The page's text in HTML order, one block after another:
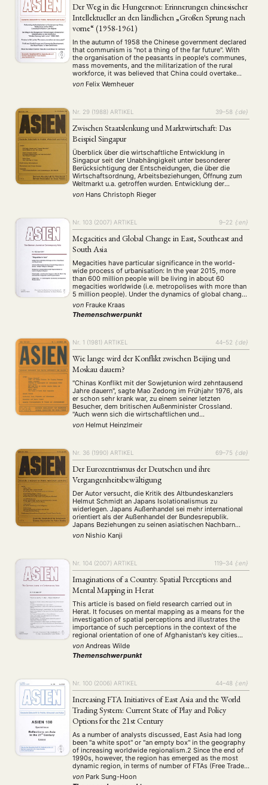
NEWS ASIEN ARBEITSKREISE VERANSTALTUNGEN EXPERTISE
ANGEBOTE
Der Weg in die Hungersnot: Erinnerungen chinesischer
Intellektueller an den ländlichen „Großen Sprung nach
vorne“ (1958-1961)
In the autumn of 1958 the Chinese government declared
that communism is "not a thing of the far future". With
the organisation of the peasants in people's communes,
mass movements, and the militarization of the rural
workforce, it was believed that China could overtake
Great Britain and the USA within a few years. After four …
von Felix Wemheuer
Nr. 29 (1988) ARTIKEL 39–58 {:de}
Zwischen Staatslenkung und Marktwirtschaft: Das
Beispiel Singapur
Überblick über die wirtschaftliche Entwicklung in
Singapur seit der Unabhängigkeit unter besonderer
Berücksichtigung der Entscheidungen, die über die
Wirtschaftsordnung, Arbeitsbeziehungen, Öffnung zum
Weltmarkt u.a. getroffen wurden. Entwicklung der
Marktwirtschaft und die diesbezügliche Rolle der
Regierung.
von Hans Christoph Rieger
Nr. 103 (2007) ARTIKEL 9–22 {:en}
Megacities and Global Change in East, Southeast and
South Asia
Megacities have particular significance in the world-
wide process of urbanisation: In the year 2015, more
than 600 million people will be living in about 60
megacities worldwide (i.e. metropolises with more than
5 million people). Under the dynamics of global change
they affect global change just as profoundly as global
change can affect megacities. Often, …
von Frauke Kraas
Themenschwerpunkt
Nr. 1 (1981) ARTIKEL 44–52 {:de}
Wie lange wird der Konflikt zwischen Beijing und
Moskau dauern?
"Chinas Konflikt mit der Sowjetunion wird zehntausend
Jahre dauern", sagte Mao Zedong im Frühjahr 1976, als
er schon sehr krank war, zu einem seiner letzten
Besucher, dem britischen Außenminister Crossland.
"Auch wenn sich die wirtschaftlichen und
zwischenstaatlichen Beziehungen normalisieren?" fragte
der Besucher. "Dann vielleicht neuntausend Jahre",
von Helmut Heinzlmeir
Nr. 36 (1990) ARTIKEL 69–75 {:de}
Der Eurozentrismus der Deutschen und ihre
Vergangenheitsbewältigung
Der Autor versucht, die Kritik des Altbundeskanzlers
Helmut Schmidt an Japans Isolationalismus zu
widerlegen. Japans Außenhandel sei mehr international
orientiert als der Außenhandel der Bundesrepublik.
Japans Beziehungen zu seinen asiatischen Nachbarn
sind anderer Art als die Beziehungen der BRD zu ihren
europäischen Nachbarn. Unterschiedliche Einstellungen
von Nishio Kanji
Nr. 104 (2007) ARTIKEL 119–34 {:en}
Imaginations of a Country. Spatial Perceptions and
Mental Mapping in Herat
This article is based on field research carried out in
Herat. It focuses on mental mapping as a means for the
investigation of spatial perceptions and illustrates the
importance of such perceptions in the context of the
regional orientation of one of Afghanistan's key cities
and its inhabitants. In discussing contrasts between
individual perceptions and …
von Andreas Wilde
Themenschwerpunkt
Nr. 100 (2006) ARTIKEL 44–48 {:en}
Increasing FTA Initiatives of East Asia and the World
Trading System: Current State of Play and Policy
Options for the 21st Century
As a number of analysts discussed, East Asia had long
been "a white spot" or "an empty box" in the geography
of increasing worldwide regionalism.2 Since the end of
1990s, however, the region has emerged as the most
dynamic region, in terms of number of FTAs (Free Trade
Areas) concluded. Currently, more than thirty FTAs …
von Park Sung-Hoon